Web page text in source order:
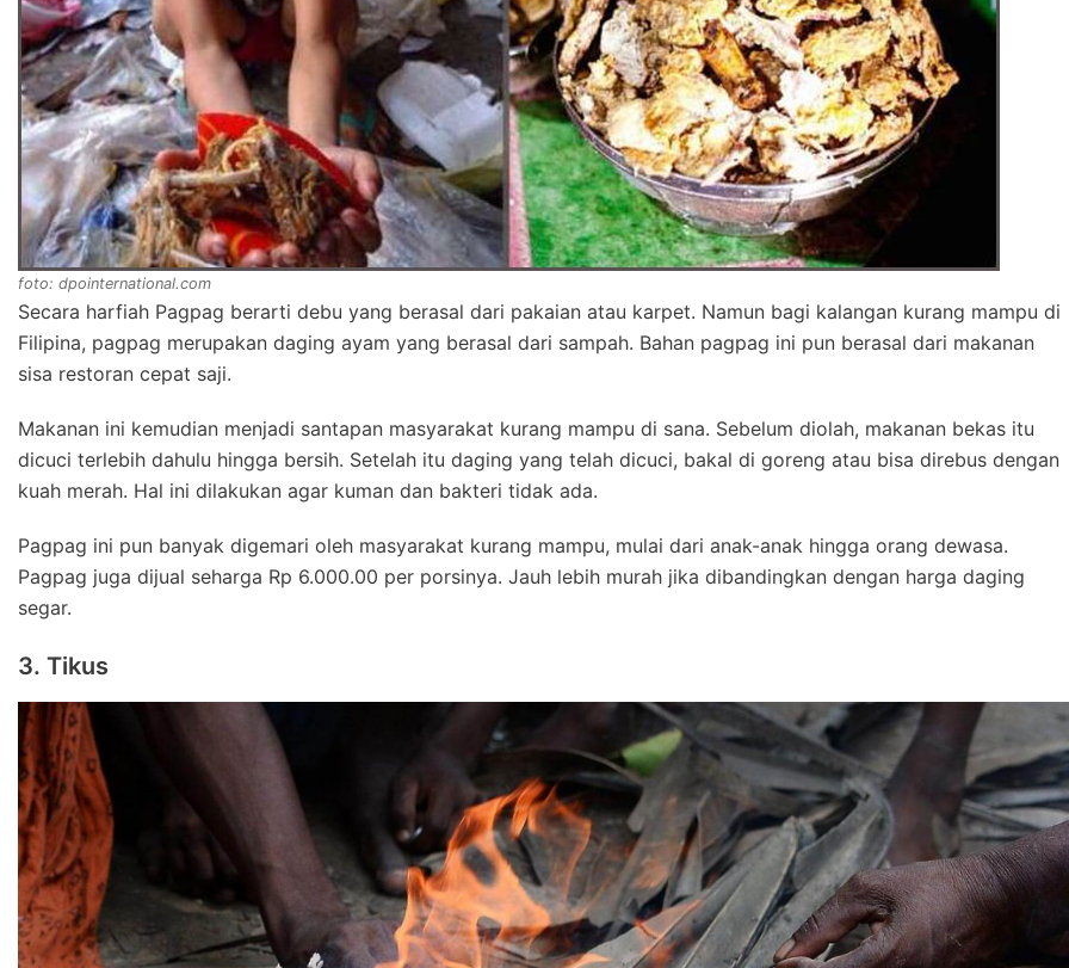
foto: dpointernational.com
Secara harfiah Pagpag berarti debu yang berasal dari pakaian atau karpet. Namun bagi kalangan kurang mampu di
Filipina, pagpag merupakan daging ayam yang berasal dari sampah. Bahan pagpag ini pun berasal dari makanan
sisa restoran cepat saji.
Makanan ini kemudian menjadi santapan masyarakat kurang mampu di sana. Sebelum diolah, makanan bekas itu
dicuci terlebih dahulu hingga bersih. Setelah itu daging yang telah dicuci, bakal di goreng atau bisa direbus dengan
kuah merah. Hal ini dilakukan agar kuman dan bakteri tidak ada.
Pagpag ini pun banyak digemari oleh masyarakat kurang mampu, mulai dari anak-anak hingga orang dewasa.
Pagpag juga dijual seharga Rp 6.000.00 per porsinya. Jauh lebih murah jika dibandingkan dengan harga daging
segar.
3. Tikus